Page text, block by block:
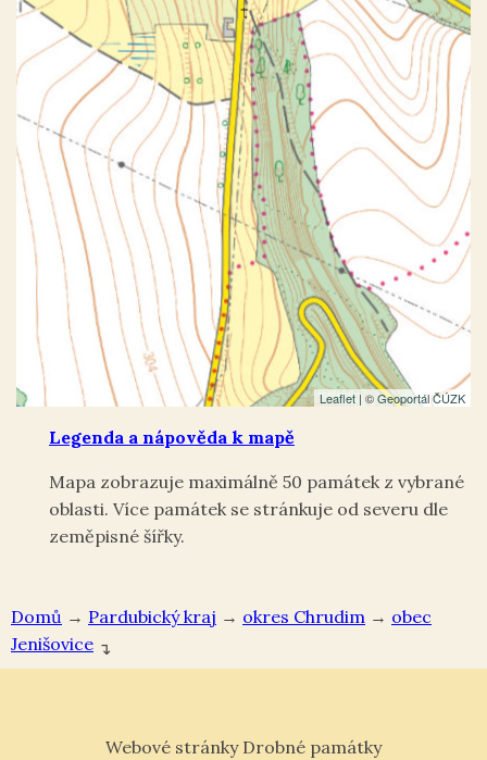
Domů → Pardubický kraj → okres Chrudim →
Jenišovice ↴
Leaflet | ©Geoportál ČÚZK
Legenda a nápověda k mapě
Mapa zobrazuje maximálně 50 památek z vybrané
oblasti. Více památek se stránkuje od severu dle
zeměpisné šířky.
Webové stránky Drobné památky